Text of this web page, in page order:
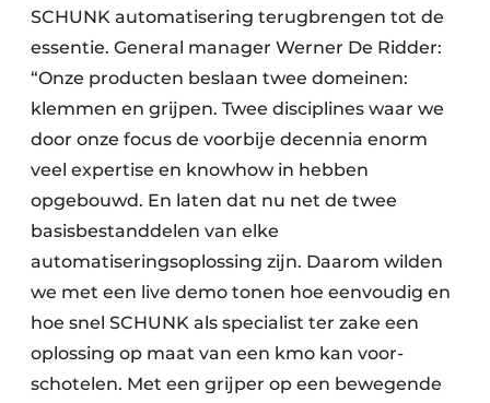
SCHUNK automatisering terugbrengen tot de
essentie. General manager Werner De Ridder:
“Onze producten beslaan twee domeinen:
klemmen en grijpen. Twee disciplines waar we
door onze focus de voorbije decennia enorm
veel expertise en knowhow in hebben
opgebouwd. En laten dat nu net de twee
basisbestanddelen van elke
automatiseringsoplossing zijn. Daarom wilden
we met een live demo tonen hoe eenvoudig en
hoe snel SCHUNK als ­specialist ter zake een
oplossing op maat van een kmo kan voor­
schotelen. Met een grijper op een bewegende